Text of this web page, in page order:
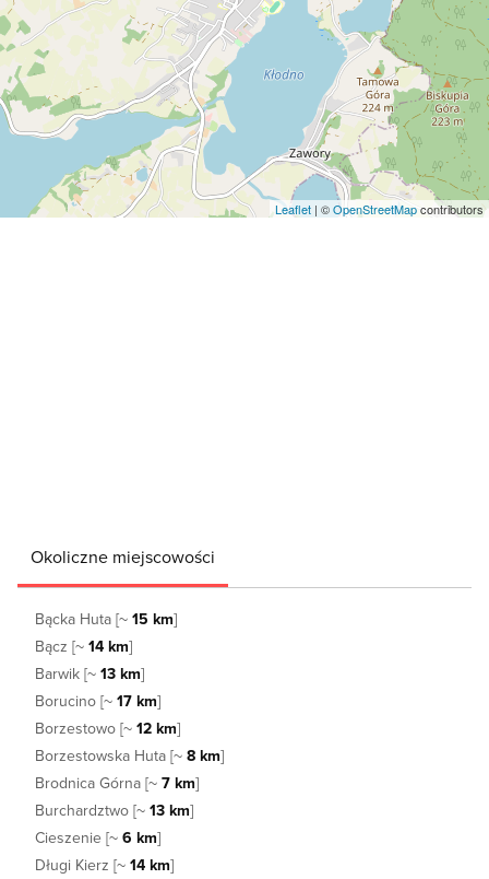
Leaflet | ©OpenStreetMapcontributors
Okoliczne miejscowości
Bącka Huta [~ 15 km]
Bącz [~ 14 km]
Barwik [~ 13 km]
Borucino [~ 17 km]
Borzestowo [~ 12 km]
Borzestowska Huta [~ 8 km]
Brodnica Górna [~ 7 km]
Burchardztwo [~ 13 km]
Cieszenie [~ 6 km]
Długi Kierz [~ 14 km]